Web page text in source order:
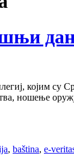
којим су
ношење
, baština, e-